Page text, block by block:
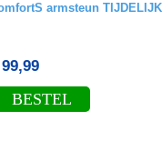
armsteun
BESTEL